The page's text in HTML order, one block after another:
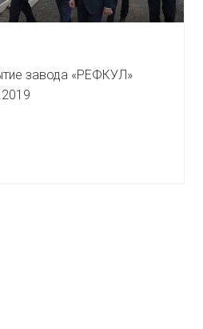
завода «РЕФКУЛ»